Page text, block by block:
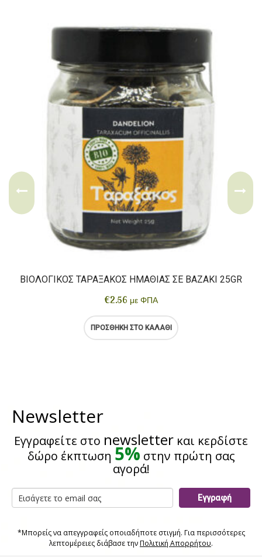
ΒΙΟΛΟΓΙΚΌΣ ΤΑΡΑΞΆΚΟΣ ΗΜΑΘΊΑΣ ΣΕ ΒΑΖΆΚΙ 25GR
€2.56 με ΦΠΑ
ΠΡΟΣΘΉΚΗ ΣΤΟ ΚΑΛΆΘΙ
Newsletter
Εγγραφείτε στο newsletter και κερδίστε
δώρο έκπτωση 5% στην πρώτη σας
αγορά!
Εγγραφή
*Μπορείς να απεγγραφείς οποιαδήποτε στιγμή. Για περισσότερες
λεπτομέρειες διάβασε τηνΠολιτική Απορρήτου.